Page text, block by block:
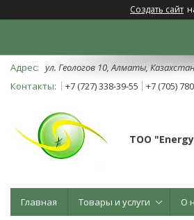
Создать сайт
ул. Геологов 10, Алматы,
+7 (727) 338-39-55
+7 (705)
ТОО
Главная Товары и услуги О